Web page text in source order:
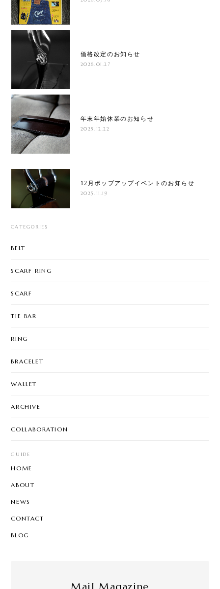
価格改定のお知らせ
2026.01.27
年末年始休業のお知らせ
2025.12.22
12月ポップアップイベントのお知らせ
2025.11.19
CATEGORIES
BELT
SCARF RING
SCARF
TIE BAR
RING
BRACELET
WALLET
ARCHIVE
COLLABORATION
GUIDE
HOME
ABOUT
NEWS
CONTACT
BLOG